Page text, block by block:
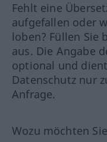
Fehlt eine
aufgefallen oder
loben? Füllen Sie
aus. Die Angabe
optional und
Datenschutz nur
Anfrage.
Wozu möchten